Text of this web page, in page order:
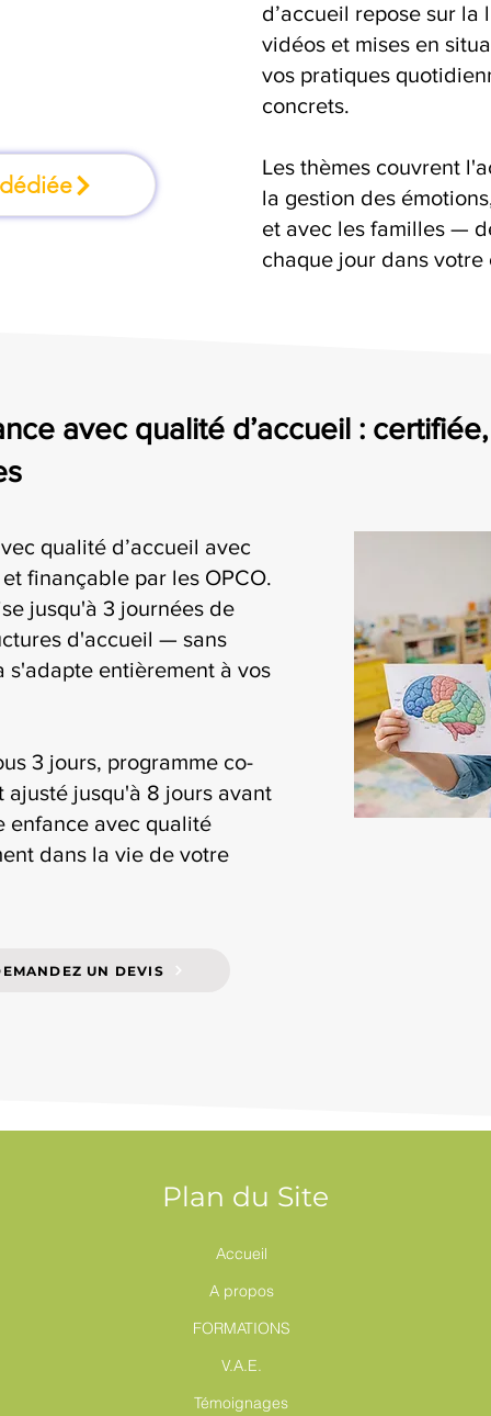
d’accueil repose sur
vidéos et mises en
vos pratiques
concrets.
Les thèmes couvrent
la gestion des
et avec les familles —
chaque jour dans
avec qualité d’accueil :
qualité d’accueil avec
finançable par les OPCO.
jusqu'à 3 journées de
d'accueil — sans
entièrement à vos
3 jours, programme co-
jusqu'à 8 jours avant
enfance avec qualité
dans la vie de votre
UN DEVIS
Plan du Site
Accueil
A propos
FORMATIONS
V.A.E.
Témoignages